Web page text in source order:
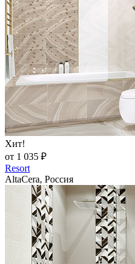
Хит!
от 1 035 ₽
Resort
AltaCera, Россия